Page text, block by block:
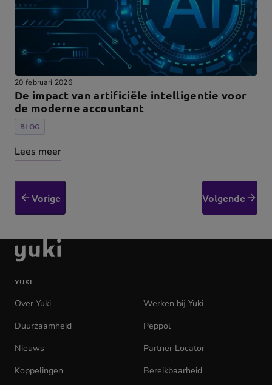
20 februari 2026
De impact van artificiële intelligentie voor
de moderne accountant
BLOG
Lees meer
Vorige Volgende
Ga
naar
homepage
YUKI
Over Yuki Werken bij Yuki
Duurzaamheid
Peppol
Nieuws
Partner Locator
Koppelingen
Bereikbaarheid